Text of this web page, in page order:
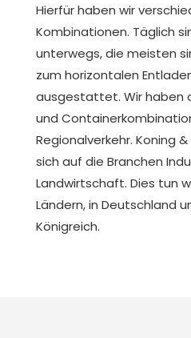
Hierfür haben wir
Kombinationen. Täglich
unterwegs, die meisten
zum horizontalen
ausgestattet. Wir haben
und
Regionalverkehr. Koning
sich auf die Branchen
Landwirtschaft. Dies tun
Ländern, in Deutschland
Königreich.